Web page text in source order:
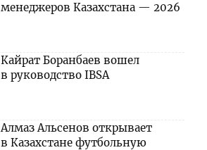
менеджеров Казахстана — 2026
Кайрат Боранбаев вошел
в руководство IBSA
Алмаз Альсенов открывает
в Казахстане футбольную